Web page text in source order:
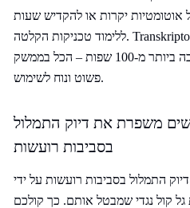
יקרות או להקדיש שעות
ללימוד טכניקות הקלטה. Transkriptor מציע דיוק של 99%, הסרת
רעשי רקע אוטומטית ותמיכה ביותר מ-100 שפות – הכל בממשק
פשוט ונוח לשימוש.
משפרת את דיוק התמלול
בסביבות רועשות
התמלול בסביבות רועשות על ידי
גל קול נגדי שמבטל אותם. כך קולכם